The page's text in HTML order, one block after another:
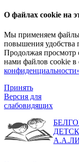
О файлах cookie на
Мы применяем файлы
повышения удобства
Продолжая просмотр
нами файлов cookie в
Принять
Версия для
слабовидящих